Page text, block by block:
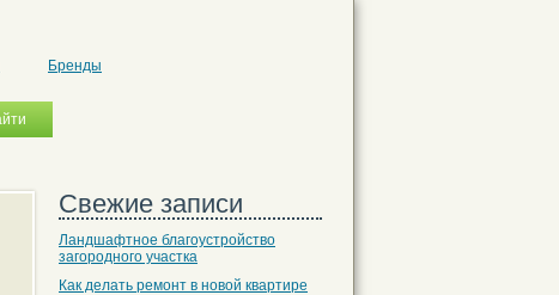
Бренды
Свежие записи
Ландшафтное благоустройство
загородного участка
Как делать ремонт в новой квартире